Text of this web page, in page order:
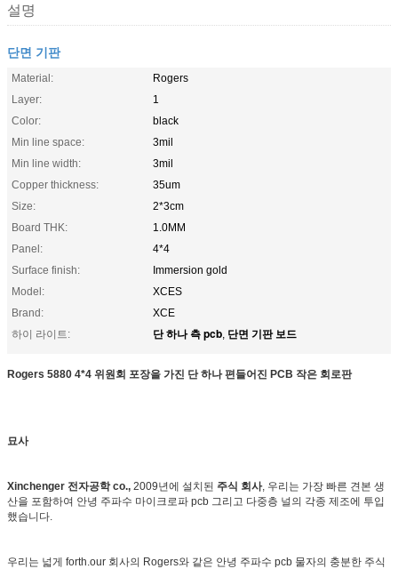
설명
단면 기판
Material:
Rogers
Layer:
1
Color:
black
Min line space:
3mil
Min line width:
3mil
Copper thickness:
35um
Size:
2*3cm
Board THK:
1.0MM
Panel:
4*4
Surface finish:
Immersion gold
Model:
XCES
Brand:
XCE
하이 라이트:
단 하나 측 pcb, 단면 기판 보드
Rogers 5880 4*4 위원회 포장을 가진 단 하나 편들어진 PCB 작은 회로판
묘사
Xinchenger 전자공학 co., 2009년에 설치된 주식 회사, 우리는 가장 빠른 견본 생
산을 포함하여 안녕 주파수 마이크로파 pcb 그리고 다중층 널의 각종 제조에 투입
했습니다.
우리는 넓게 forth.our 회사의 Rogers와 같은 안녕 주파수 pcb 물자의 충분한 주식